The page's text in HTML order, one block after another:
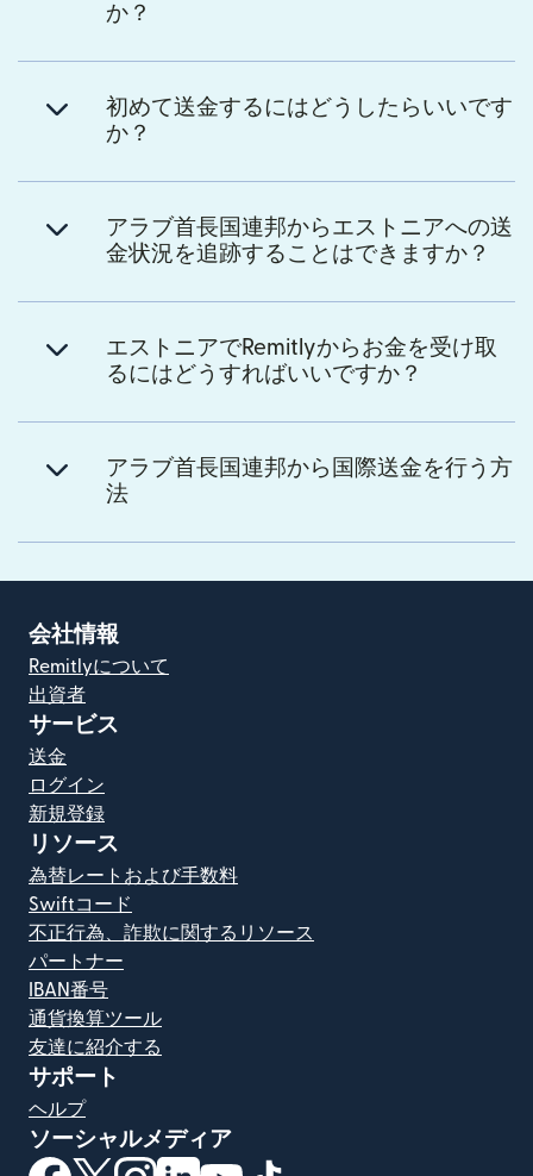
か？
初めて送金するにはどうしたらいいです
か？
アラブ首長国連邦からエストニアへの送
金状況を追跡することはできますか？
エストニアでRemitlyからお金を受け取
るにはどうすればいいですか？
アラブ首長国連邦から国際送金を行う方
法
会社情報
Remitlyについて
出資者
サービス
送金
ログイン
新規登録
リソース
為替レートおよび手数料
Swiftコード
不正行為、詐欺に関するリソース
パートナー
IBAN番号
通貨換算ツール
友達に紹介する
サポート
ヘルプ
ソーシャルメディア
（別ウィンドウで開きます）
（別ウィンドウで開きます）
（別ウィンドウで開きます）
（別ウィンドウで開きます）
（別ウィンドウで開きます）